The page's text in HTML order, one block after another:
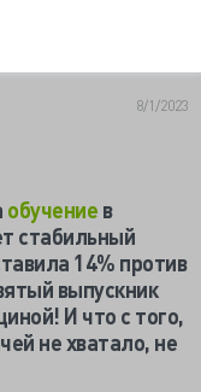
8/1/2023
обучение в
стабильный
14% против
выпускник
И что с того,
не хватало, не